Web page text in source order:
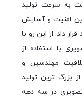
به سرعت تولید
امنیت و آسایش
داد. از این رو با
با استفاده از
مهندسین و
بزرگ ترین تولید
در سه دهه